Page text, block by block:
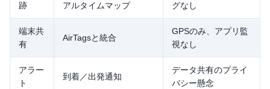
跡
アルタイムマップ
グなし
端末共
有
AirTagsと統合
GPSのみ、アプリ監
視なし
アラー
ト
到着／出発通知
データ共有のプライ
バシー懸念